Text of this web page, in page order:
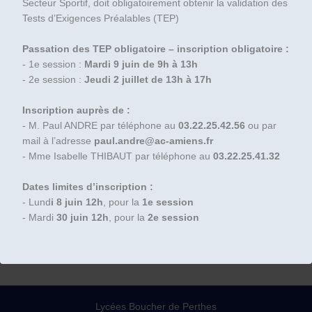
Secteur Sportif, doit obligatoirement obtenir la validation des
Tests d’Exigences Préalables (TEP)
Passation des TEP obligatoire – inscription obligatoire :
- 1e session : Mardi 9 juin de 9h à 13h
- 2e session : Jeudi 2 juillet de 13h à 17h
Inscription auprès de :
- M. Paul ANDRE par téléphone au 03.22.25.42.56 ou par
mail à l’adresse paul.andre@ac-amiens.fr
- Mme Isabelle THIBAUT par téléphone au 03.22.25.41.32
Dates limites d’inscription :
- Lundi 8 juin 12h , pour la 1e session
- Mardi 30 juin 12h , pour la 2e session
Lycées Boucher de Perthes